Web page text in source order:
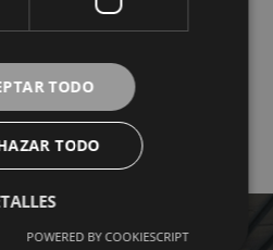
mayor en El
del Textil
TODO
TODO
POWERED BY COOKIESCRIPT